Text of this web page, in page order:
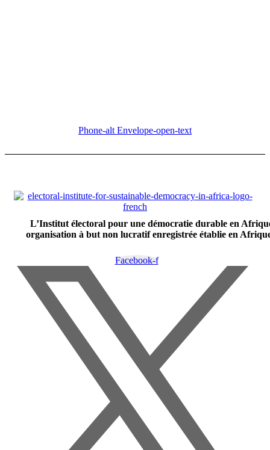
Phone-alt Envelope-open-text
L’Institut électoral pour une démocratie durable en
organisation à but non lucratif enregistrée établie en
Facebook-f